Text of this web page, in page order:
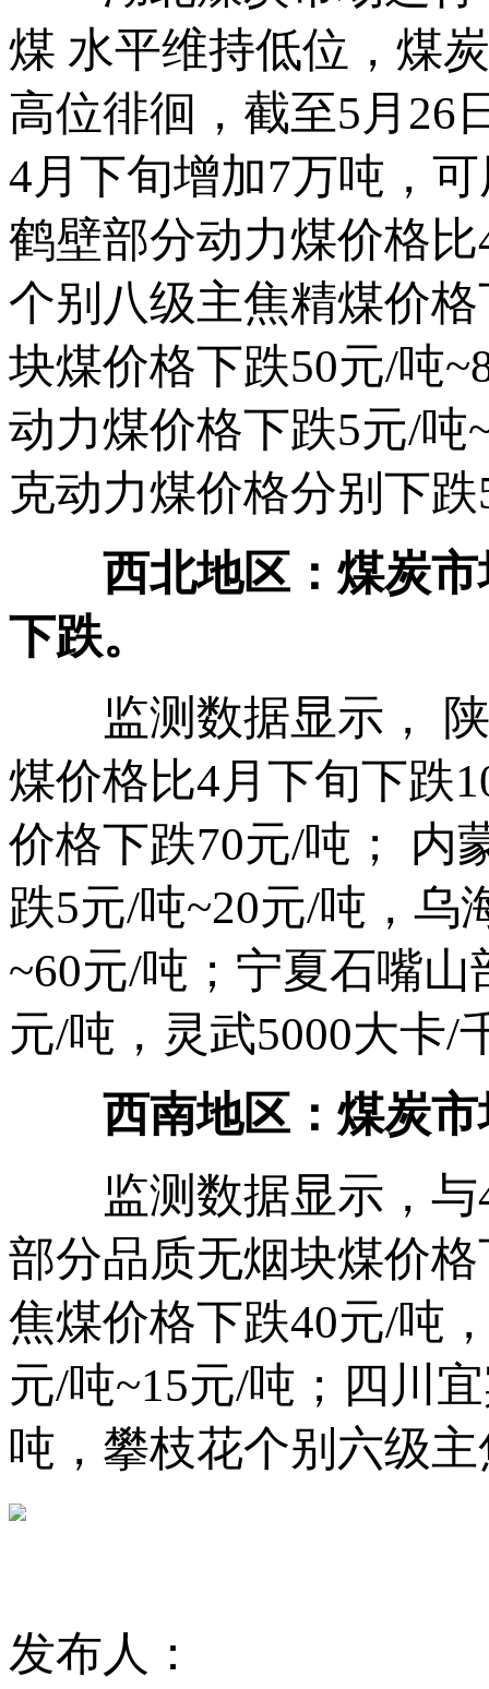
煤 水平维持低位，煤
高位徘徊，截至5月26
4月下旬增加7万吨，
鹤壁部分动力煤价格
个别八级主焦精煤价
块煤价格下跌50元/吨
动力煤价格下跌5元/吨
克动力煤价格分别下
西北地区：煤炭市
下跌。
监测数据显示， 陕
煤价格比4月下旬下跌
价格下跌70元/吨； 内
跌5元/吨~20元/吨，乌
~60元/吨；宁夏石嘴
元/吨，灵武5000大卡/
西南地区：煤炭市
监测数据显示，与4
部分品质无烟块煤价
焦煤价格下跌40元/吨
元/吨~15元/吨；四川
吨，攀枝花个别六级
发布人：